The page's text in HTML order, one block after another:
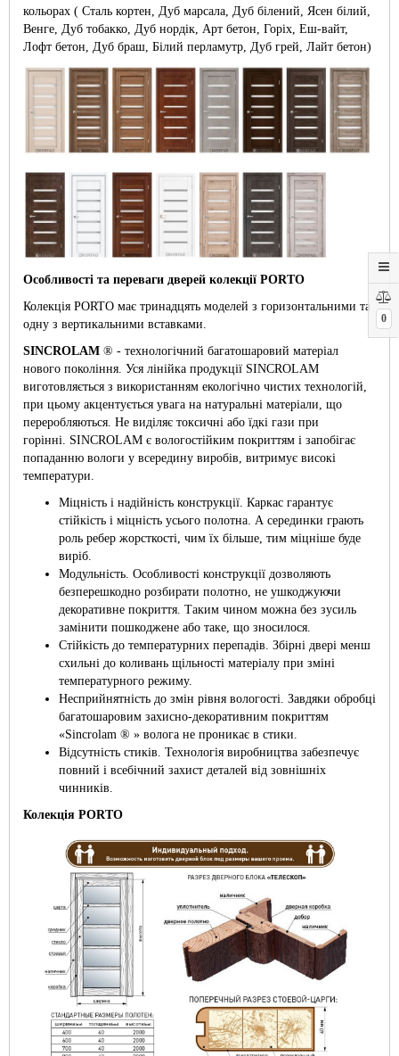
0
кольорах ( Сталь кортен, Дуб марсала, Дуб білений, Ясен білий,
Венге, Дуб тобакко, Дуб нордік, Арт бетон, Горіх, Еш-вайт,
Лофт бетон, Дуб браш, Білий перламутр, Дуб грей, Лайт бетон)
Особливості та переваги дверей колекції PORTO
Колекція PORTO має тринадцять моделей з горизонтальними та
одну з вертикальними вставками.
SINCROLAM ® - технологічний багатошаровий матеріал
нового покоління. Уся лінійка продукції SINCROLAM
виготовляється з використанням екологічно чистих технологій,
при цьому акцентується увага на натуральні матеріали, що
переробляються. Не виділяє токсичні або їдкі гази при
горінні. SINCROLAM є вологостійким покриттям і запобігає
попаданню вологи у всередину виробів, витримує високі
температури.
Міцність і надійність конструкції. Каркас гарантує
стійкість і міцність усього полотна. А серединки грають
роль ребер жорсткості, чим їх більше, тим міцніше буде
виріб.
Модульність. Особливості конструкції дозволяють
безперешкодно розбирати полотно, не ушкоджуючи
декоративне покриття. Таким чином можна без зусиль
замінити пошкоджене або таке, що зносилося.
Стійкість до температурних перепадів. Збірні двері менш
схильні до коливань щільності матеріалу при зміні
температурного режиму.
Несприйнятність до змін рівня вологості. Завдяки обробці
багатошаровим захисно-декоративним покриттям
«Sincrolam ® » волога не проникає в стики.
Відсутність стиків. Технологія виробництва забезпечує
повний і всебічний захист деталей від зовнішніх
чинників.
Колекція PORTO